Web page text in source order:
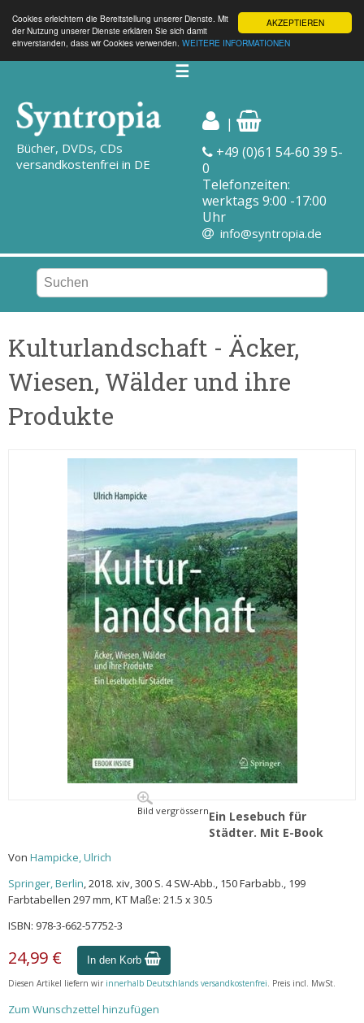
AKZEPTIEREN
Cookies erleichtern die Bereitstellung unserer Dienste. Mit
der Nutzung unserer Dienste erklären Sie sich damit
einverstanden, dass wir Cookies verwenden. WEITERE INFORMATIONEN
☰
Bücher, DVDs, CDs
versandkostenfrei in DE
|
+49 (0)61 54-60 39 5-
0
Telefonzeiten:
werktags 9:00 -17:00
Uhr
info@syntropia.de
Kulturlandschaft - Äcker,
Wiesen, Wälder und ihre
Produkte
Bild vergrössernEin Lesebuch für
Städter. Mit E-Book
Von Hampicke, Ulrich
Springer, Berlin, 2018. xiv, 300 S. 4 SW-Abb., 150 Farbabb., 199
Farbtabellen 297 mm, KT Maße: 21.5 x 30.5
ISBN: 978-3-662-57752-3
24,99 € In den Korb
Diesen Artikel liefern wir innerhalb Deutschlands versandkostenfrei. Preis incl. MwSt.
Zum Wunschzettel hinzufügen